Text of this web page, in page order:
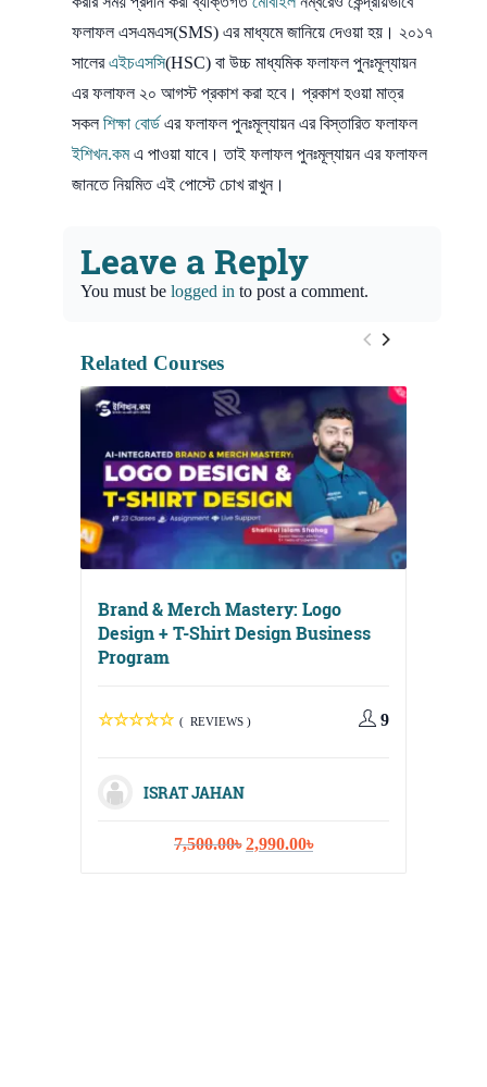
ফলাফল এসএমএস(SMS) এর মাধ্যমে জানিয়ে দেওয়া হয়। ২০১৭
সালেরএইচএসসি(HSC) বা উচ্চ মাধ্যমিক ফলাফল পুনঃমূল্যায়ন
এর ফলাফল ২০ আগস্ট প্রকাশ করা হবে। প্রকাশ হওয়া মাত্র
সকলশিক্ষা বোর্ড এর ফলাফল পুনঃমূল্যায়ন এর বিস্তারিত ফলাফল
ইশিখন.কমএ পাওয়া যাবে। তাই ফলাফল পুনঃমূল্যায়ন এর ফলাফল
জানতে নিয়মিত এই পোস্টে চোখ রাখুন।
Leave a Reply
You must be logged in to post a comment.
Related Courses
Brand & Merch Mastery: Logo
Design + T-Shirt Design Business
Program
( REVIEWS ) 9
ISRAT JAHAN
7,500.00৳ Original
2,990.00৳Current